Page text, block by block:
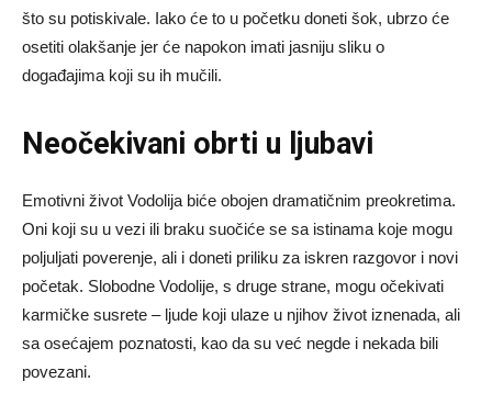
što su potiskivale. Iako će to u početku doneti šok, ubrzo će
osetiti olakšanje jer će napokon imati jasniju sliku o
događajima koji su ih mučili.
Neočekivani obrti u ljubavi
Emotivni život Vodolija biće obojen dramatičnim preokretima.
Oni koji su u vezi ili braku suočiće se sa istinama koje mogu
poljuljati poverenje, ali i doneti priliku za iskren razgovor i novi
početak. Slobodne Vodolije, s druge strane, mogu očekivati
karmičke susrete – ljude koji ulaze u njihov život iznenada, ali
sa osećajem poznatosti, kao da su već negde i nekada bili
povezani.